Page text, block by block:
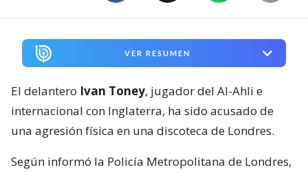
VER RESUMEN
El delantero Ivan Toney, jugador del Al-Ahli e
internacional con Inglaterra, ha sido acusado de
una agresión física en una discoteca de Londres.
Según informó la Policía Metropolitana de Londres,